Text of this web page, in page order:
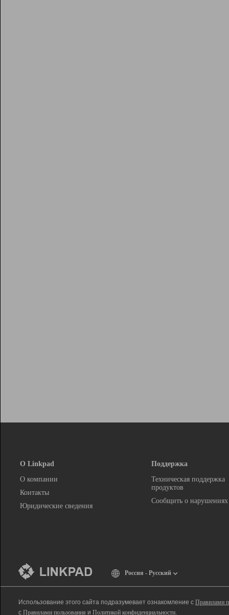
О Linkpad
О компании
Контакты
Юридические сведения
Поддержка
Техническая поддержка
продуктов
Сообщить о нарушениях
Россия - Русский
Использование этого сайта подразумевает ознакомление с Правилами
с Правилами пользования и Политикой конфиденциальности.